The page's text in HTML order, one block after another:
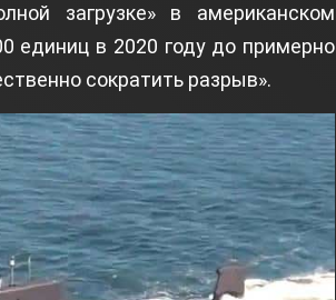
загрузке» в американском
единиц в 2020 году до примерно
сократить разрыв».